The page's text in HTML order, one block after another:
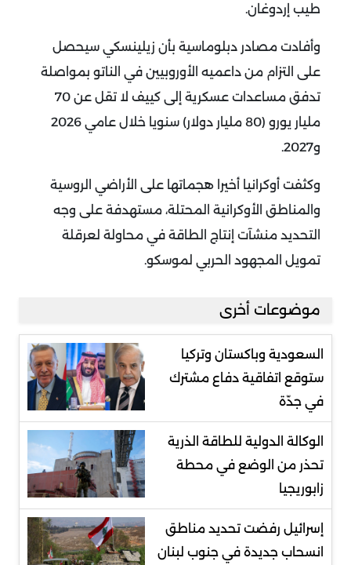
طيب إردوغان.
وأفادت مصادر دبلوماسية بأن زيلينسكي سيحصل
على التزام من داعميه الأوروبيين في الناتو بمواصلة
تدفق مساعدات عسكرية إلى كييف لا تقل عن 70
مليار يورو (80 مليار دولار) سنويا خلال عامي 2026
و2027
.
وكثفت أوكرانيا أخيرا هجماتها على الأراضي الروسية
والمناطق الأوكرانية المحتلة، مستهدفة على وجه
التحديد منشآت إنتاج الطاقة في محاولة لعرقلة
تمويل المجهود الحربي لموسكو.
موضوعات أخرى
السعودية وباكستان وتركيا
ستوقع اتفاقية دفاع مشترك
في جدّة
الوكالة الدولية للطاقة الذرية
تحذر من الوضع في محطة
زابوريجيا
إسرائيل رفضت تحديد مناطق
انسحاب جديدة في جنوب لبنان